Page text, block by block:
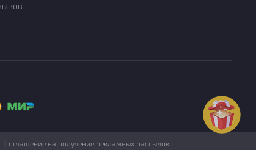
Соглашение на получение рекламных рассылок